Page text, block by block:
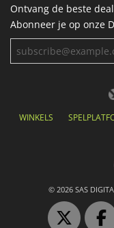
Ontvang de beste
Abonneer je op onze
WINKELS
© 2026 SAS